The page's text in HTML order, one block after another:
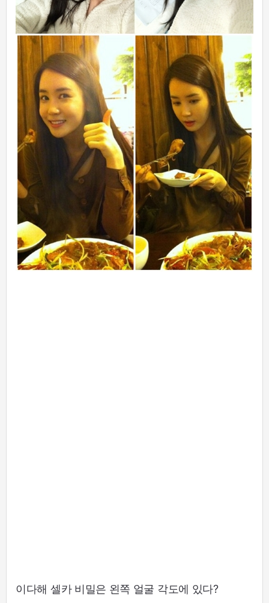
이다해 셀카 비밀은 왼쪽 얼굴 각도에 있다?